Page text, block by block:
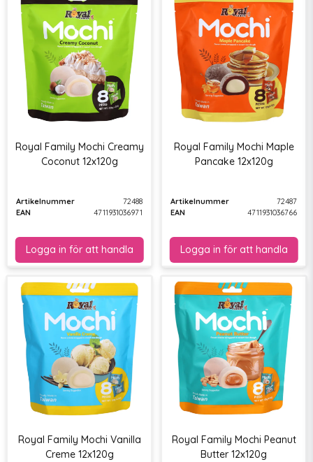
Royal Family Mochi Creamy
Coconut 12x120g
Artikelnummer
72488
EAN
4711931036971
Royal Family Mochi Maple
Pancake 12x120g
Artikelnummer
72487
EAN
4711931036766
Royal Family Mochi Vanilla
Creme 12x120g
Royal Family Mochi Peanut
Butter 12x120g